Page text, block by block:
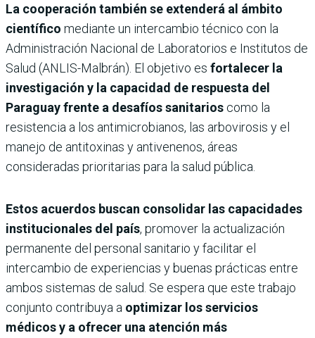
La cooperación también se extenderá al ámbito
científico mediante un intercambio técnico con la
Administración Nacional de Laboratorios e Institutos de
Salud (ANLIS-Malbrán). El objetivo es fortalecer la
investigación y la capacidad de respuesta del
Paraguay frente a desafíos sanitarios como la
resistencia a los antimicrobianos, las arbovirosis y el
manejo de antitoxinas y antivenenos, áreas
consideradas prioritarias para la salud pública.
Estos acuerdos buscan consolidar las capacidades
institucionales del país, promover la actualización
permanente del personal sanitario y facilitar el
intercambio de experiencias y buenas prácticas entre
ambos sistemas de salud. Se espera que este trabajo
conjunto contribuya a optimizar los servicios
médicos y a ofrecer una atención más